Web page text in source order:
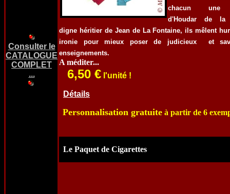
Consulter le
CATALOGUE
COMPLET
...
chacun une
d'Houdar de la
digne héritier de Jean de La Fontaine, ils mêlent
ironie pour mieux poser de judicieux et
enseignements.
A méditer...
6,50 € l'unité !
Détails
Personnalisation gratuite à partir de 6
Le Paquet de Cigarettes